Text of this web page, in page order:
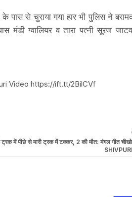
पास से चुराया गया हार भी पुलिस ने
मंडी ग्वालियर व तारा पत्नी सूरज जाटव
Video https://ift.tt/2BilCVf
में पीछे से मारी ट्रक में टक्कर, 2 की मौत: मंगल गीत